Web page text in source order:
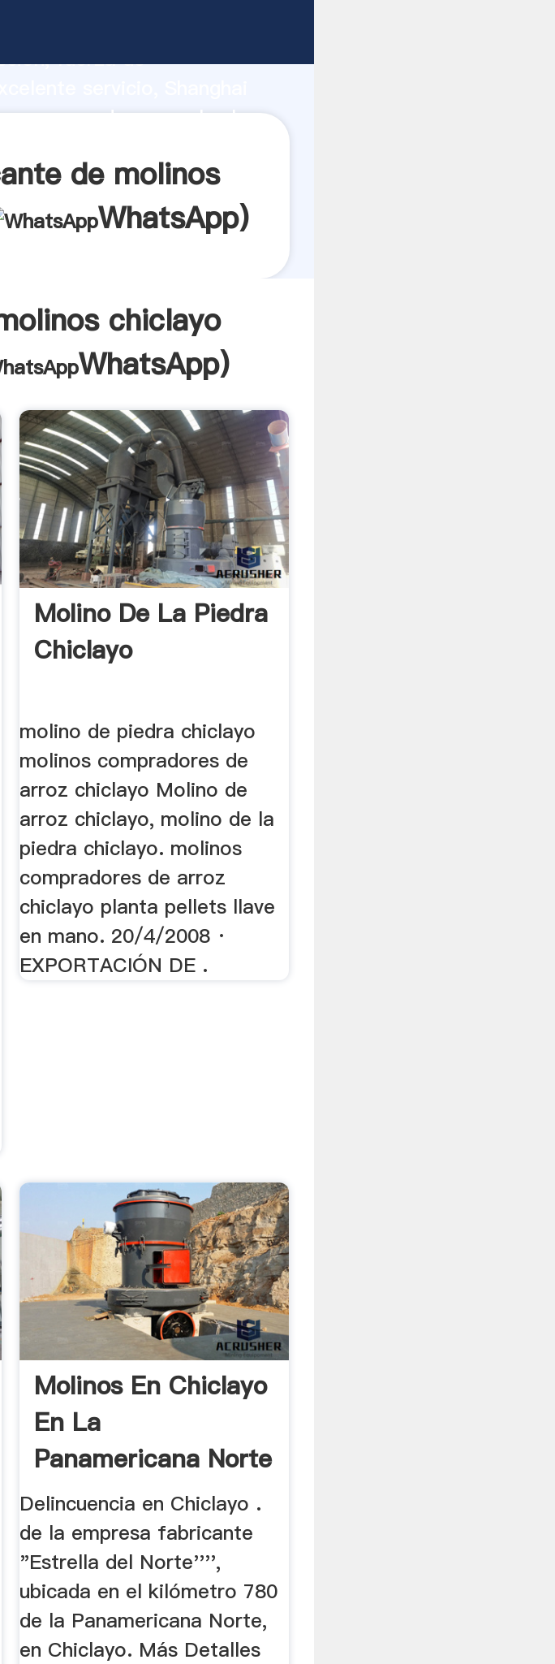
fuerza de
proveedor crea el valor
de molinos
WhatsApp)
chiclayo
WhatsApp)
Molino De La Piedra
Chiclayo
molino de piedra chiclayo
molinos compradores de
arroz chiclayo Molino de
arroz chiclayo, molino de la
piedra chiclayo. molinos
compradores de arroz
chiclayo planta pellets llave
en mano. 20/4/2008 ·
EXPORTACIÓN DE .
Molinos En Chiclayo
En La
Panamericana Norte
Delincuencia en Chiclayo .
de la empresa fabricante
"Estrella del Norte'''',
ubicada en el kilómetro 780
de la Panamericana Norte,
en Chiclayo. Más Detalles